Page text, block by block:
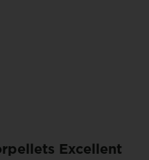
Excellent